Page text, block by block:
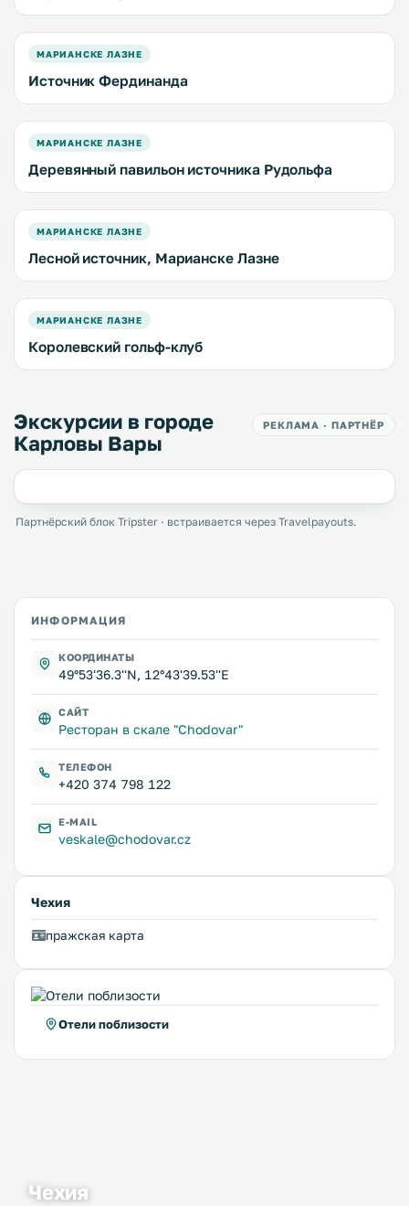
МАРИАНСКЕ ЛАЗНЕ
Источник Фердинанда
МАРИАНСКЕ ЛАЗНЕ
Деревянный павильон источника Рудольфа
МАРИАНСКЕ ЛАЗНЕ
Лесной источник, Марианске Лазне
МАРИАНСКЕ ЛАЗНЕ
Королевский гольф-клуб
Экскурсии в городе
Карловы Вары
РЕКЛАМА · ПАРТНЁР
Партнёрский блок Tripster · встраивается через Travelpayouts.
ИНФОРМАЦИЯ
КООРДИНАТЫ
49°53'36.3''N, 12°43'39.53''E
САЙТ
Ресторан в скале "Chodovar"
ТЕЛЕФОН
+420 374 798 122
E-MAIL
veskale@chodovar.cz
Чехия
пражская карта
Отели поблизости
Чехия